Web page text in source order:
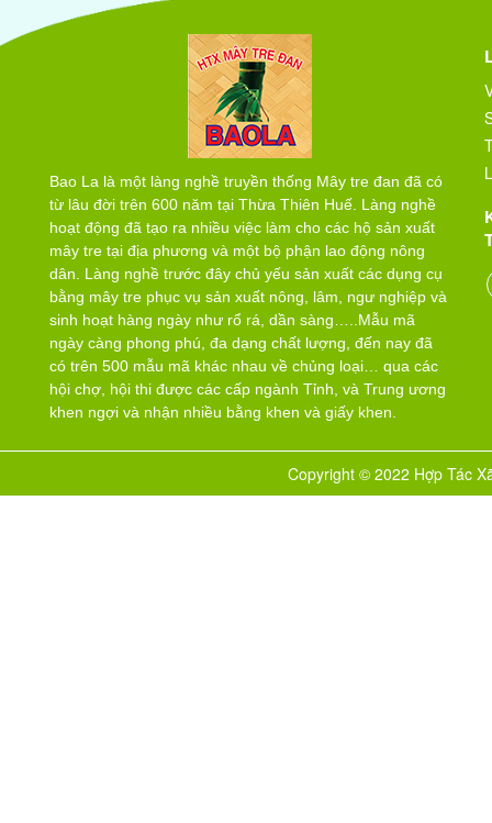
Bao La là một làng nghề truyền thống Mây tre đan đã có
từ lâu đời trên 600 năm tại Thừa Thiên Huế. Làng nghề
hoạt động đã tạo ra nhiều việc làm cho các hộ sản xuất
mây tre tại địa phương và một bộ phận lao động nông
dân. Làng nghề trước đây chủ yếu sản xuất các dụng cụ
bằng mây tre phục vụ sản xuất nông, lâm, ngư nghiệp và
sinh hoạt hàng ngày như rổ rá, dần sàng…..Mẫu mã
ngày càng phong phú, đa dạng chất lượng, đến nay đã
có trên 500 mẫu mã khác nhau về chủng loại… qua các
hội chợ, hội thi được các cấp ngành Tỉnh, và Trung ương
khen ngợi và nhận nhiều bằng khen và giấy khen.
Copyright © 2022 Hợp Tác